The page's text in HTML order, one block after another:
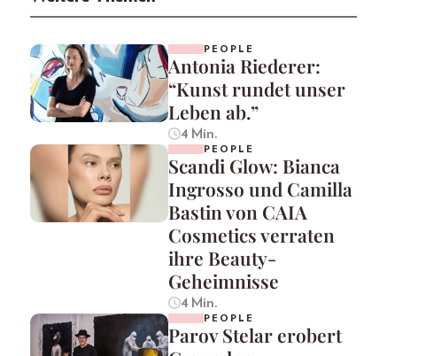
PEOPLE
Antonia Riederer:
“Kunst rundet unser
Leben ab.”
4 Min.
PEOPLE
Scandi Glow: Bianca
Ingrosso und Camilla
Bastin von CAIA
Cosmetics verraten
ihre Beauty-
Geheimnisse
4 Min.
PEOPLE
Parov Stelar erobert